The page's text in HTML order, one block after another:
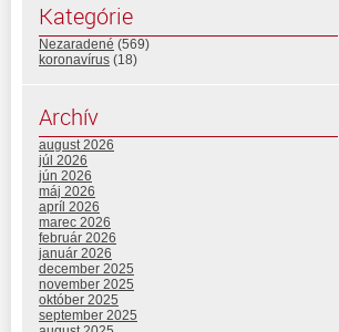
Kategórie
Nezaradené (569)
koronavírus (18)
Archív
august 2026
júl 2026
jún 2026
máj 2026
apríl 2026
marec 2026
február 2026
január 2026
december 2025
november 2025
október 2025
september 2025